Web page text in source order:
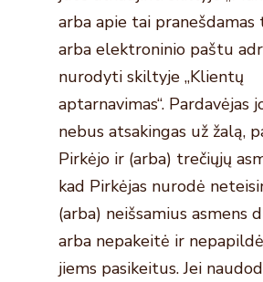
arba apie tai
arba elektroninio paštu
nurodyti skiltyje „Klientų
aptarnavimas“. Pardavėjas
nebus atsakingas už žalą,
Pirkėjo ir (arba) trečiųjų
kad Pirkėjas nurodė
(arba) neišsamius asmens
arba nepakeitė ir
jiems pasikeitus. Jei